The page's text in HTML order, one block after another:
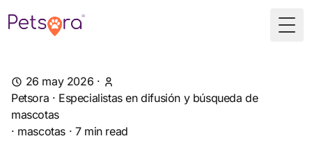
26 may 2026 ·
Petsora · Especialistas en difusión y búsqueda de
mascotas
· mascotas · 7min read